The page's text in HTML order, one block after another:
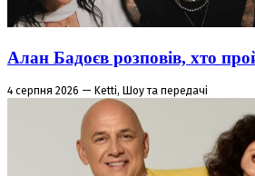
Алан Бадоєв розповів, хто
4 серпня 2026 — Ketti, Шоу та передачі